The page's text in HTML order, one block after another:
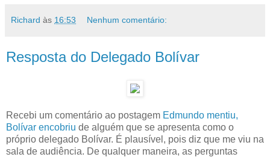
Richard às 16:53 Nenhum comentário:
Resposta do Delegado Bolívar
Recebi um comentário ao postagem Edmundo mentiu,
Bolívar encobriu de alguém que se apresenta como o
próprio delegado Bolívar. É plausível, pois diz que me viu na
sala de audiência. De qualquer maneira, as perguntas